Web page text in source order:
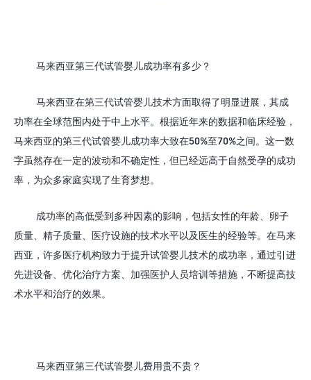
马来西亚第三代试管婴儿成功率有多少？
马来西亚在第三代试管婴儿技术方面取得了明显进展，其成
功率在全球范围内处于中上水平。根据近年来的数据和临床经验，
马来西亚的第三代试管婴儿成功率大致在50%至70%之间。这一数
字虽然存在一定的波动和不确定性，但已经远高于自然受孕的成功
率，为众多家庭实现了生育梦想。
成功率的高低受到多种因素的影响，包括女性的年龄、卵子
质量、精子质量、医疗设施的技术水平以及医生的经验等。在马来
西亚，许多医疗机构致力于提升试管婴儿技术的成功率，通过引进
先进设备、优化治疗方案、加强医护人员培训等措施，不断提高技
术水平和治疗的效果。
马来西亚第三代试管婴儿费用贵不贵？